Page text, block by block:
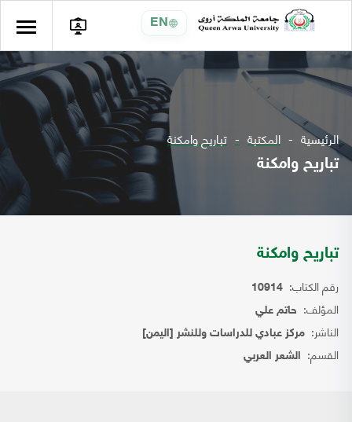
EN
الرئيسية المكتبة تباريح وامكنة
تباريح وامكنة
تباريح وامكنة
رقم الكتاب: 10914
المؤلف: حاتم علي
الناشر: مركز عبادي للدراسات وللنشر [اليمن]
القسم: الشعر العربي